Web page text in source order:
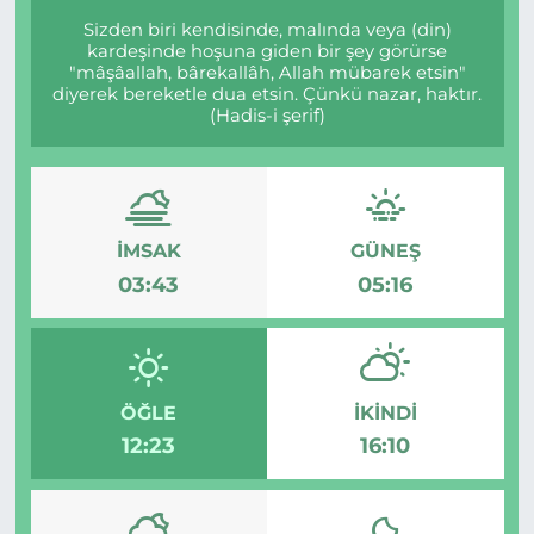
Sizden biri kendisinde, malında veya (din)
kardeşinde hoşuna giden bir şey görürse
"mâşâallah, bârekallâh, Allah mübarek etsin"
diyerek bereketle dua etsin. Çünkü nazar, haktır.
(Hadis-i şerif)
İMSAK
03:43
GÜNEŞ
05:16
ÖĞLE
12:23
İKINDI
16:10